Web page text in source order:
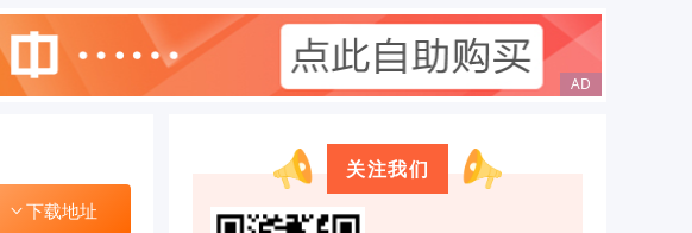
下载地址
关注我们